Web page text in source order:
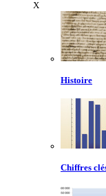
X
Histoire
Chiffres